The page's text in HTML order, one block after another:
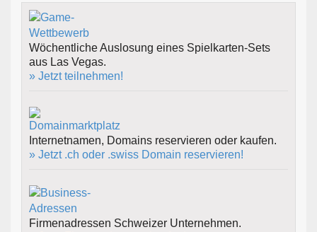
Wöchentliche Auslosung eines Spielkarten-Sets
aus Las Vegas.
» Jetzt teilnehmen!
Internetnamen, Domains reservieren oder kaufen.
» Jetzt .ch oder .swiss Domain reservieren!
Firmenadressen Schweizer Unternehmen.